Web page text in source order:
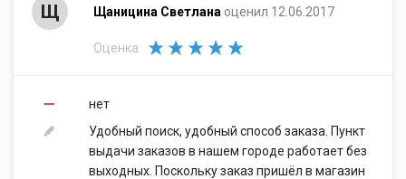
Щ Щаницина Светлана оценил 12.06.2017
Оценка:
нет
Удобный поиск, удобный способ заказа. Пункт
выдачи заказов в нашем городе работает без
выходных. Поскольку заказ пришёл в магазин